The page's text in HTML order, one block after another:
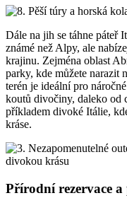
Dále na jih se táhne páteř
známé než Alpy, ale
krajinu. Zejména oblast
parky, kde můžete narazit
terén je ideální pro
koutů divočiny, daleko od
příkladem divoké Itálie,
kráse.
Přírodní rezervace